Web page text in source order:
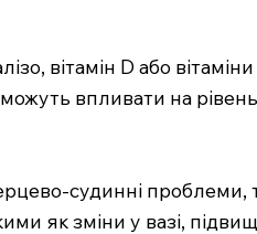
вітамін D або
впливати на
судинні
як зміни у вазі,